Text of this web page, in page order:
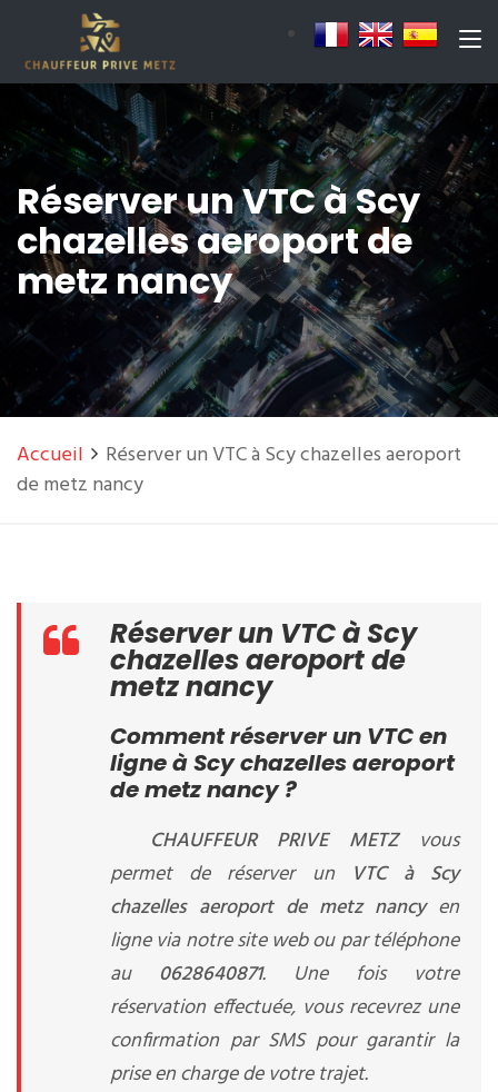
Réserver un VTC à Scy
chazelles aeroport de
metz nancy
Accueil
Réserver un VTC à Scy chazelles aeroport
de metz nancy
Réserver un VTC à Scy
chazelles aeroport de
metz nancy
Comment réserver un VTC en
ligne à Scy chazelles aeroport
de metz nancy ?
CHAUFFEUR PRIVE METZ vous
permet de réserver un
VTC à Scy
chazelles aeroport de metz nancyen
ligne via notre site web ou par téléphone
au 0628640871. Une fois votre
réservation effectuée, vous recevrez une
confirmation par SMS pour garantir la
prise en charge de votre trajet.